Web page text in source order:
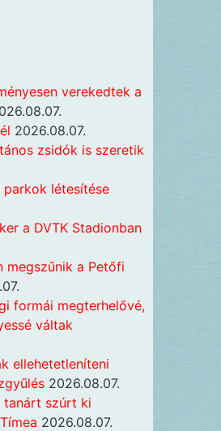
verekedtek a
2026.08.07.
zsidók is szeretik
parkok létesítése
a DVTK Stadionban
megszűnik a Petőfi
formái megterhelővé,
váltak
ellehetetleníteni
2026.08.07.
tanárt szúrt ki
2026.08.07.